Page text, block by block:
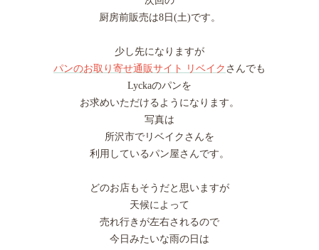
厨房前販売は8日(土)です。
少し先になりますが
パンのお取り寄せ通販サイト リベイク さんでも
Lyckaのパンを
お求めいただけるようになります。
写真は
所沢市でリベイクさんを
利用しているパン屋さんです。
どのお店もそうだと思いますが
天候によって
売れ行きが左右されるので
今日みたいな雨の日は